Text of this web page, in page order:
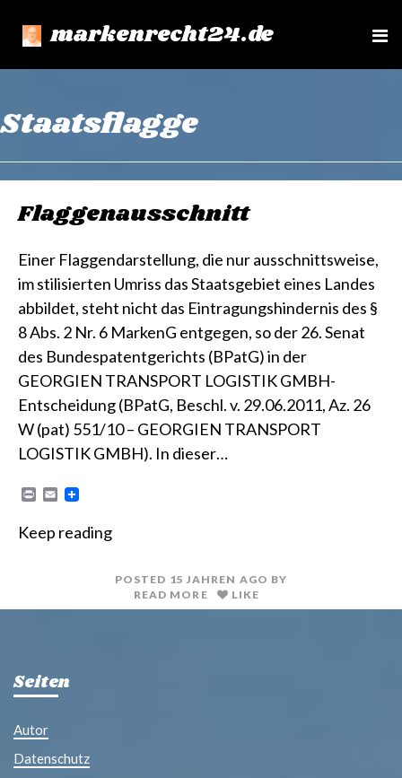
markenrecht24.de
e
Staatsflagge
Flaggenausschnitt
Einer Flaggendarstellung, die nur ausschnittsweise,
im stilisierten Umriss das Staatsgebiet eines Landes
abbildet, steht nicht das Eintragungshindernis des §
8 Abs. 2 Nr. 6 MarkenG entgegen, so der 26. Senat
des Bundespatentgerichts (BPatG) in der
GEORGIEN TRANSPORT LOGISTIK GMBH-
Entscheidung (BPatG, Beschl. v. 29.06.2011, Az. 26
W (pat) 551/10 – GEORGIEN TRANSPORT
LOGISTIK GMBH). In dieser…
n
E
i
Keep reading
POSTED 15 JAHREN AGO BY
READ MORE
LIKE
Seiten
Autor
Datenschutz